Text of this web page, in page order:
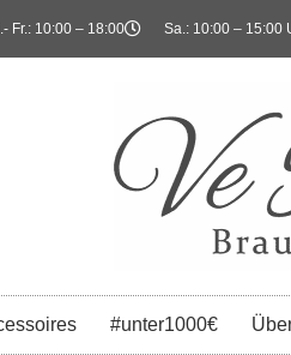
Fr.: 10:00 – 18:00 Sa.: 10:00 – 15:00
#unter1000€